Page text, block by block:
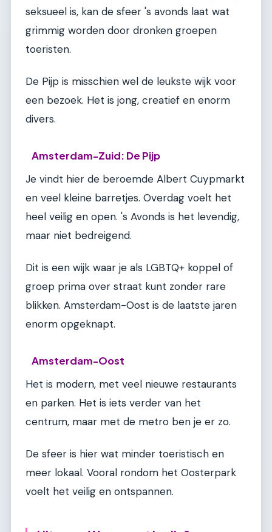
seksueel is, kan de sfeer 's avonds laat wat
grimmig worden door dronken groepen
toeristen.
De Pijp is misschien wel de leukste wijk voor
een bezoek. Het is jong, creatief en enorm
divers.
Amsterdam-Zuid: De Pijp
Je vindt hier de beroemde Albert Cuypmarkt
en veel kleine barretjes. Overdag voelt het
heel veilig en open. 's Avonds is het levendig,
maar niet bedreigend.
Dit is een wijk waar je als LGBTQ+ koppel of
groep prima over straat kunt zonder rare
blikken. Amsterdam-Oost is de laatste jaren
enorm opgeknapt.
Amsterdam-Oost
Het is modern, met veel nieuwe restaurants
en parken. Het is iets verder van het
centrum, maar met de metro ben je er zo.
De sfeer is hier wat minder toeristisch en
meer lokaal. Vooral rondom het Oosterpark
voelt het veilig en ontspannen.